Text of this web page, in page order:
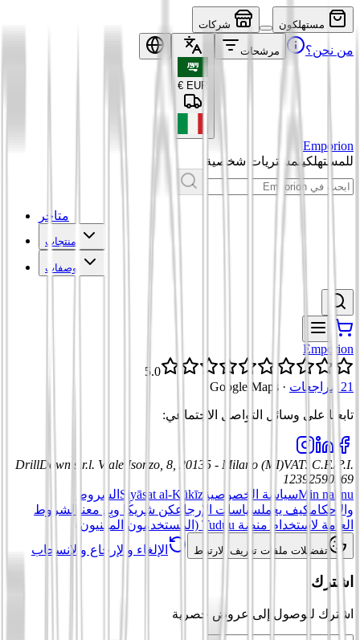
مستهلكون شركات
من نحن؟ مرشحات
EUR
€
Emporion
للمستهلكينمشتريات شخصية
متاجر
منتجات
وصفات
Emporion
5.0
21 مراجعات
·
Google Maps
تابعنا على وسائل التواصل الاجتماعي:
DrillDown s.r.l. Viale Isonzo, 8, 20135 - Milano (MI)VAT: C.F./P.I.
12392590969
Min nahnuسياسة الخصوصية Siyāsat al-Kūkīz الشروط
والأحكامكيف يعملسياسات الإرجاعكن شريكًا وبِع معنا
الشروط
العامة لاستخدام منصة Tuduu (المستخدمون المهنيون)
تفضيلات ملفات تعريف الارتباط الإلغاء والإرجاع والانسحاب
اشترك
اشترك للوصول إلى عروض حصرية